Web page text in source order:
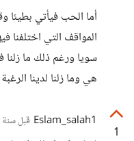
أما الحب فيأتي بطيئا
المواقف التي اختلفنا
سويا ورغم ذلك ما
هي وما زلنا لدينا
1
Eslam_salah1 قبل